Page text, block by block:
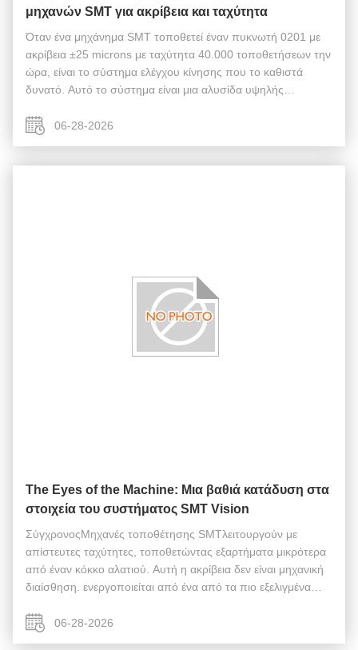
μηχανών SMT για ακρίβεια και ταχύτητα
Όταν ένα μηχάνημα SMT τοποθετεί έναν πυκνωτή 0201 με
ακρίβεια ±25 microns με ταχύτητα 40.000 τοποθετήσεων την
ώρα, είναι το σύστημα ελέγχου κίνησης που το καθιστά
δυνατό. Αυτό το σύστημα είναι μια αλυσίδα υψηλής
SMTλειτουργεί σε τέλειο συγχρον...
06-28-2026
The Eyes of the Machine: Μια βαθιά κατάδυση στα
στοιχεία του συστήματος SMT Vision
ΣύγχρονοςΜηχανές τοποθέτησης SMTλειτουργούν με
απίστευτες ταχύτητες, τοποθετώντας εξαρτήματα μικρότερα
από έναν κόκκο αλατιού. Αυτή η ακρίβεια δεν είναι μηχανική
διαίσθηση. ενεργοποιείται από ένα από τα πιο εξελιγμένα
σύστημα όρασης και αισθητήρα. Αυτή ...
06-28-2026